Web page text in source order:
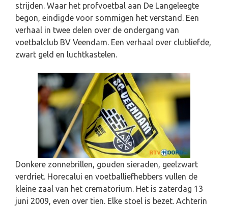
strijden. Waar het profvoetbal aan De Langeleegte
begon, eindigde voor sommigen het verstand. Een
verhaal in twee delen over de ondergang van
voetbalclub BV Veendam. Een verhaal over clubliefde,
zwart geld en luchtkastelen.
Donkere zonnebrillen, gouden sieraden, geelzwart
verdriet. Horecalui en voetballiefhebbers vullen de
kleine zaal van het crematorium. Het is zaterdag 13
juni 2009, even over tien. Elke stoel is bezet. Achterin